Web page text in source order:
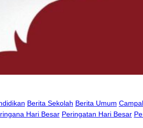
Berita Sekolah Berita Umum
Hari Besar Peringatan Hari Besar